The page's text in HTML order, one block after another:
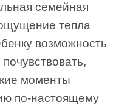
семейная
тепла
возможность
моменты
по-настоящему